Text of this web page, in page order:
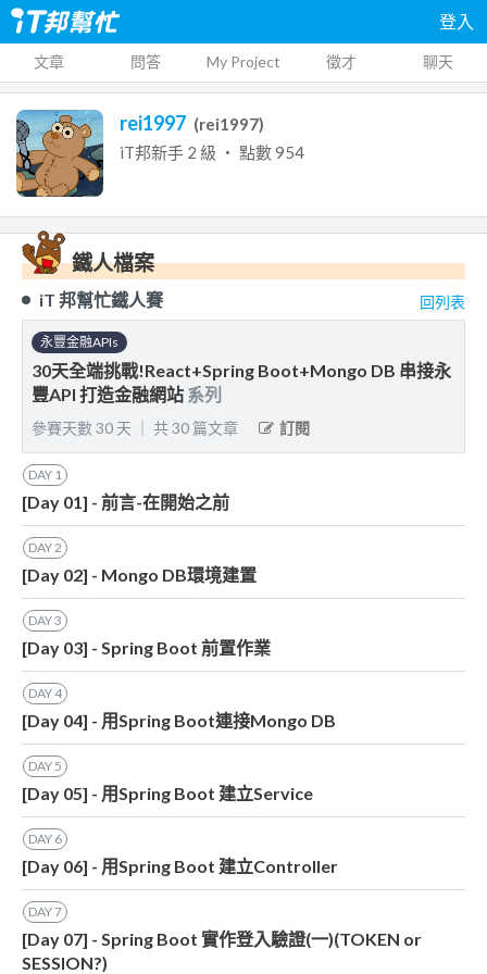
登入
文章 問答 My Project 徵才 聊天
rei1997 (rei1997)
iT邦新手 2 級 ‧ 點數954
鐵人檔案
iT 邦幫忙鐵人賽 回列表
永豐金融APIs
30天全端挑戰!React+Spring Boot+Mongo DB 串接永
豐API 打造金融網站 系列
參賽天數30 天 共30 篇文章 訂閱
DAY 1
[Day 01] - 前言-在開始之前
DAY2
[Day 02] - Mongo DB環境建置
DAY3
[Day 03] - Spring Boot 前置作業
DAY4
[Day 04] - 用Spring Boot連接Mongo DB
DAY5
[Day 05] - 用Spring Boot 建立Service
DAY 6
[Day 06] - 用Spring Boot 建立Controller
DAY7
[Day 07] - Spring Boot 實作登入驗證(一)(TOKEN or
SESSION?)